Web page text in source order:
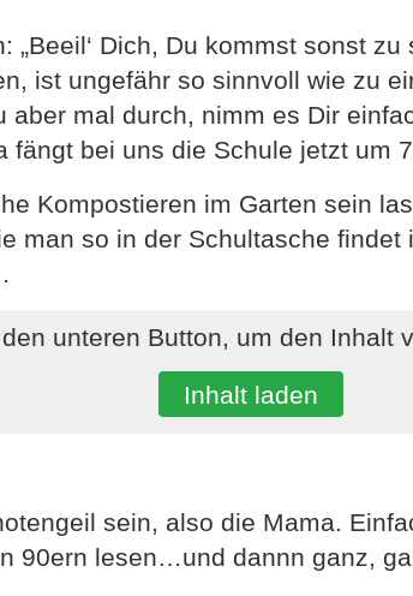
„Beeil‘ Dich, Du kommst sonst zu
ist ungefähr so sinnvoll wie zu
aber mal durch, nimm es Dir
fängt bei uns die Schule jetzt um
Kompostieren im Garten sein
man so in der Schultasche findet
unteren Button, um den Inhalt
Inhalt laden
sein, also die Mama.
90ern lesen…und dannn ganz,